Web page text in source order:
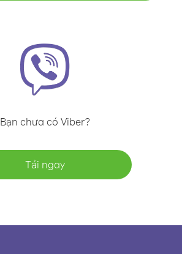
Bạn chưa có Viber?
Tải ngay